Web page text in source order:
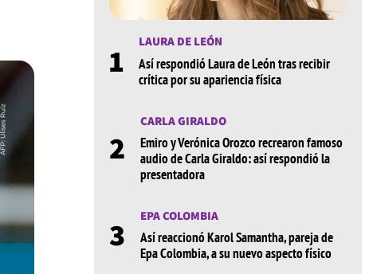
1
LAURA DE LEÓN
Así respondió Laura de León tras recibir
crítica por su apariencia física
2
CARLA GIRALDO
Emiro y Verónica Orozco recrearon famoso
audio de Carla Giraldo: así respondió la
presentadora
3
EPA COLOMBIA
Así reaccionó Karol Samantha, pareja de
Epa Colombia, a su nuevo aspecto físico